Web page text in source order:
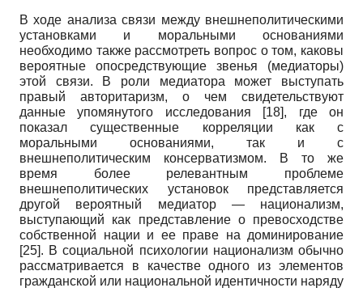
В ходе анализа связи между внешнеполитическими
установками и моральными основаниями
необходимо также рассмотреть вопрос о том, каковы
вероятные опосредствующие звенья (медиаторы)
этой связи. В роли медиатора может выступать
правый авторитаризм, о чем свидетельствуют
данные упомянутого исследования
[18], где он
показал существенные корреляции как с
моральными основаниями, так и с
внешнеполитическим консерватизмом. В то же
время более релевантным проблеме
внешнеполитических установок представляется
другой вероятный медиатор — национализм,
выступающий как представление о превосходстве
собственной нации и ее праве на доминирование
[25]. В социальной психологии национализм обычно
рассматривается в качестве одного из элементов
гражданской или национальной идентичности наряду